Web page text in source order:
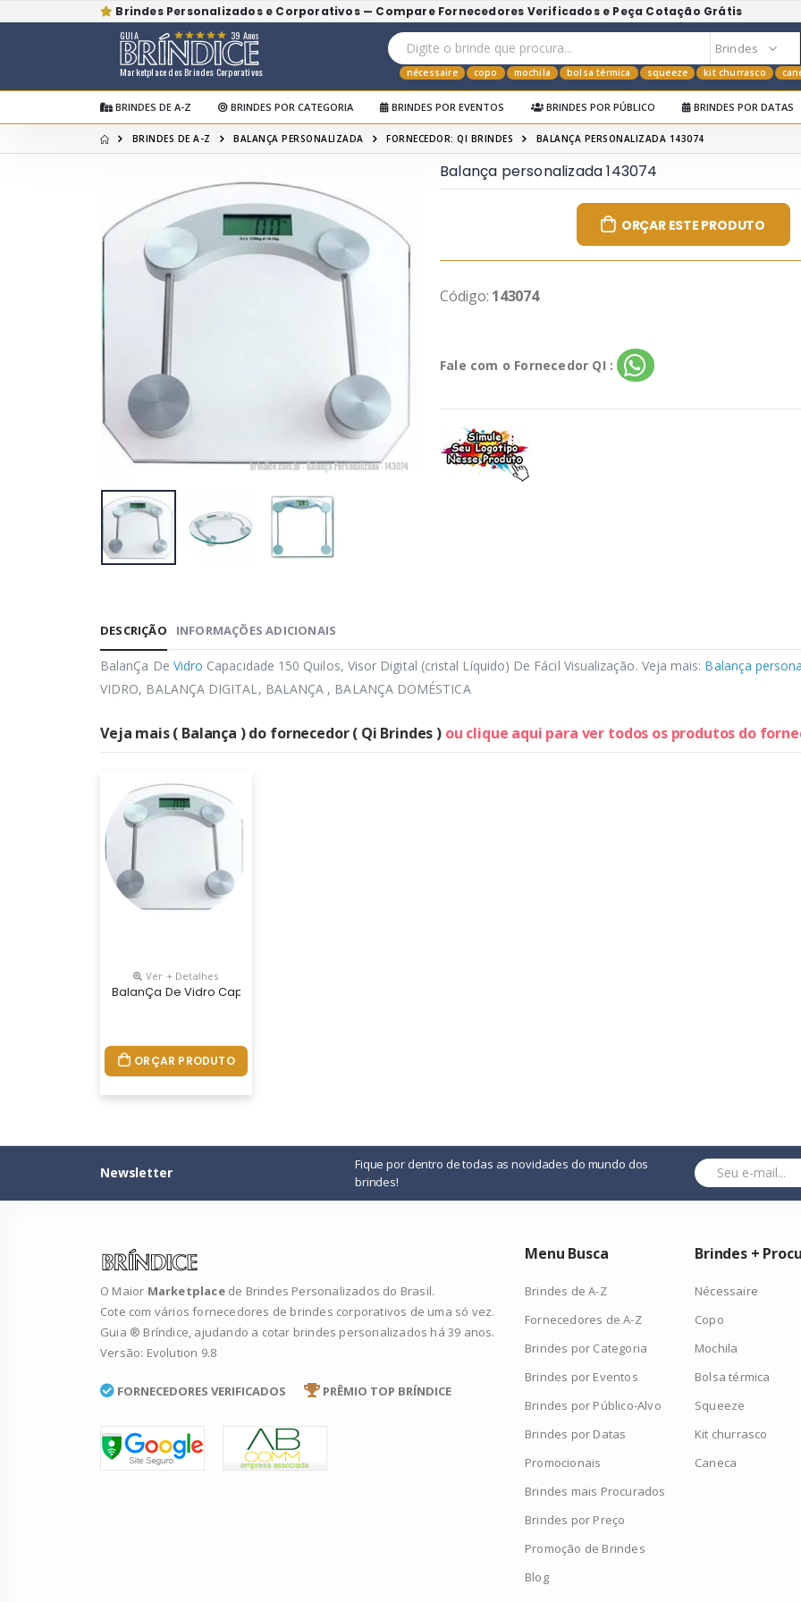
Brindes Personalizados e Corporativos — Compare Fornecedores Verificados e Peça Cotação Grátis
Marketplace dos Brindes Corporativos
GUIA 39 Anos
nécessaire copo mochila bolsa térmica squeeze kit churrasco
BRINDES DE A-Z BRINDES POR CATEGORIA BRINDES POR EVENTOS BRINDES POR PÚBLICO BRINDES POR DATAS
BRINDES DE A-Z BALANÇA PERSONALIZADA FORNECEDOR: QI BRINDES BALANÇA PERSONALIZADA 143074
Balança personalizada 143074
ORÇAR ESTE PRODUTO
Código: 143074
Fale com o Fornecedor QI :
DESCRIÇÃO INFORMAÇÕES ADICIONAIS
BalanÇa De Vidro Capacidade 150 Quilos, Visor Digital (cristal Líquido) De Fácil Visualização. Veja mais: Balança
VIDRO, BALANÇA DIGITAL, BALANÇA , BALANÇA DOMÉSTICA
Veja mais ( Balança ) do fornecedor ( Qi Brindes ) ou clique aqui para ver todos os produtos do
Ver + Detalhes
BalanÇa De Vidro Capacidade 150 Quilos, Visor Digital (cristal Líquido) De Fácil Visualização
ORÇAR PRODUTO
Newsletter
Fique por dentro de todas as novidades do mundo dos
brindes!
O Maior Marketplace de Brindes Personalizados do Brasil.
Cote com vários fornecedores de brindes corporativos de uma só vez.
Guia ® Bríndice, ajudando a cotar brindes personalizados há 39 anos.
Versão: Evolution 9.8
FORNECEDORES VERIFICADOS PRÊMIO TOP BRÍNDICE
Menu Busca
Brindes de A-Z
Fornecedores de A-Z
Brindes por Categoria
Brindes por Eventos
Brindes por Público-Alvo
Brindes por Datas
Promocionais
Brindes mais Procurados
Brindes por Preço
Promoção de Brindes
Blog
Brindes +
Nécessaire
Copo
Mochila
Bolsa térmica
Squeeze
Kit churrasco
Caneca